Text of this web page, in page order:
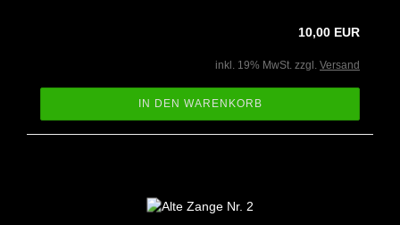
10,00 EUR
inkl. 19% MwSt. zzgl. Versand
IN DEN WARENKORB